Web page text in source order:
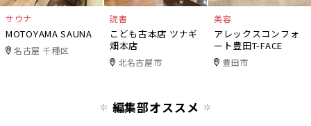
サウナ
MOTOYAMA SAUNA
名古屋 千種区
読書
こども古本店 ツナギ
畑本店
北名古屋市
美容
アレックスコンフォ
ート豊田T-FACE
豊田市
編集部オススメ